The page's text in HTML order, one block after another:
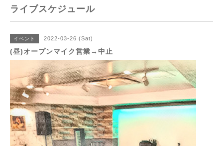
ライブスケジュール
イベント 2022-03-26 (Sat)
(昼)オープンマイク営業→中止